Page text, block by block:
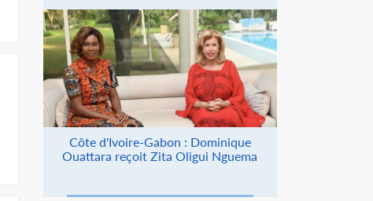
Côte d'Ivoire-Gabon : Dominique
Ouattara reçoit Zita Oligui Nguema